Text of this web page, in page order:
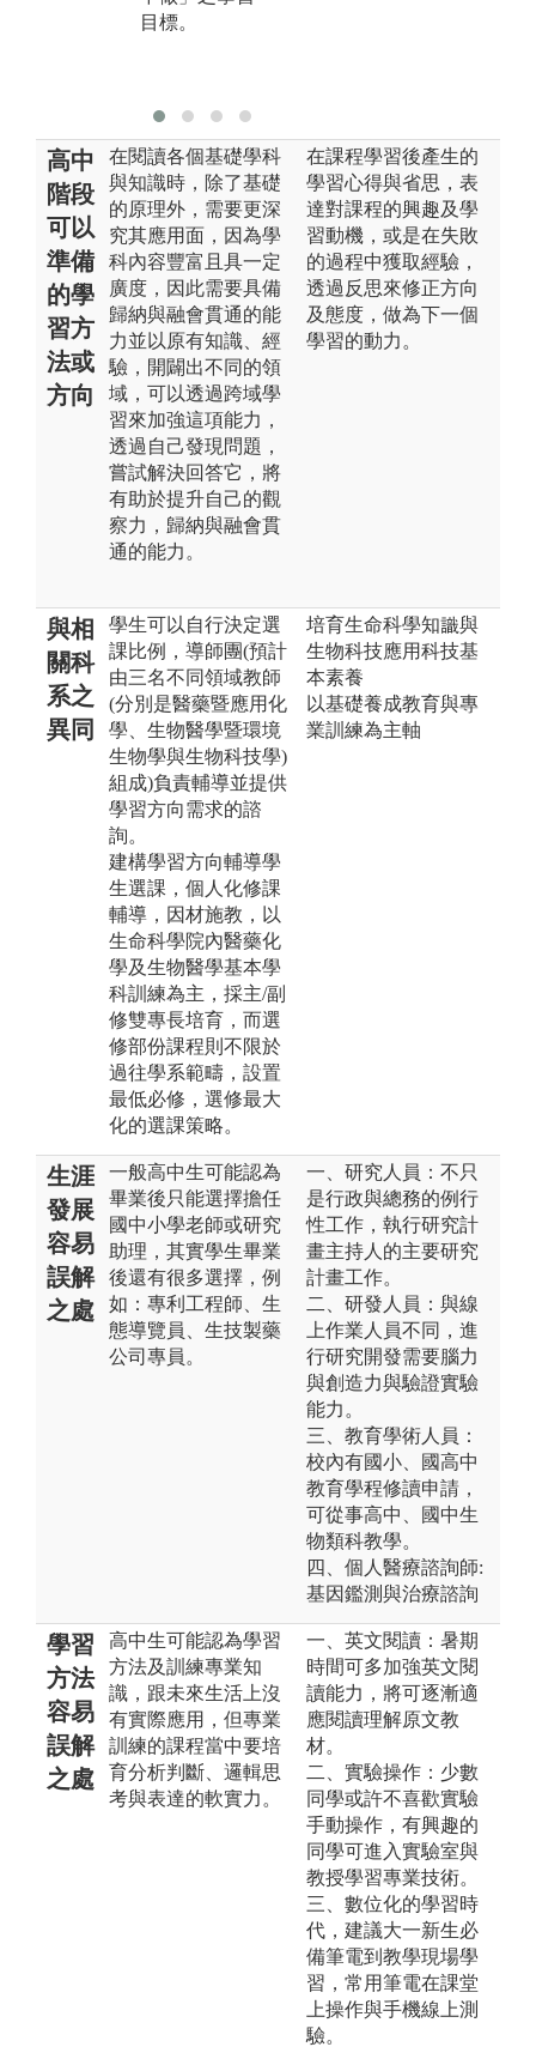
目標。
高中
階段
可以
準備
的學
習方
法或
方向
在閱讀各個基礎學科
與知識時，除了基礎
的原理外，需要更深
究其應用面，因為學
科內容豐富且具一定
廣度，因此需要具備
歸納與融會貫通的能
力並以原有知識、經
驗，開闢出不同的領
域，可以透過跨域學
習來加強這項能力，
透過自己發現問題，
嘗試解決回答它，將
有助於提升自己的觀
察力，歸納與融會貫
通的能力。
在課程學習後產生的
學習心得與省思，表
達對課程的興趣及學
習動機，或是在失敗
的過程中獲取經驗，
透過反思來修正方向
及態度，做為下一個
學習的動力。
與相
關科
系之
異同
學生可以自行決定選
課比例，導師團(預計
由三名不同領域教師
(分別是醫藥暨應用化
學、生物醫學暨環境
生物學與生物科技學)
組成)負責輔導並提供
學習方向需求的諮
詢。
建構學習方向輔導學
生選課，個人化修課
輔導，因材施教，以
生命科學院內醫藥化
學及生物醫學基本學
科訓練為主，採主/副
修雙專長培育，而選
修部份課程則不限於
過往學系範疇，設置
最低必修，選修最大
化的選課策略。
培育生命科學知識與
生物科技應用科技基
本素養
以基礎養成教育與專
業訓練為主軸
生涯
發展
容易
誤解
之處
一般高中生可能認為
畢業後只能選擇擔任
國中小學老師或研究
助理，其實學生畢業
後還有很多選擇，例
如：專利工程師、生
態導覽員、生技製藥
公司專員。
一、研究人員：不只
是行政與總務的例行
性工作，執行研究計
畫主持人的主要研究
計畫工作。
二、研發人員：與線
上作業人員不同，進
行研究開發需要腦力
與創造力與驗證實驗
能力。
三、教育學術人員：
校內有國小、國高中
教育學程修讀申請，
可從事高中、國中生
物類科教學。
四、個人醫療諮詢師:
基因鑑測與治療諮詢
學習
方法
容易
誤解
之處
高中生可能認為學習
方法及訓練專業知
識，跟未來生活上沒
有實際應用，但專業
訓練的課程當中要培
育分析判斷、邏輯思
考與表達的軟實力。
一、英文閱讀：暑期
時間可多加強英文閱
讀能力，將可逐漸適
應閱讀理解原文教
材。
二、實驗操作：少數
同學或許不喜歡實驗
手動操作，有興趣的
同學可進入實驗室與
教授學習專業技術。
三、數位化的學習時
代，建議大一新生必
備筆電到教學現場學
習，常用筆電在課堂
上操作與手機線上測
驗。